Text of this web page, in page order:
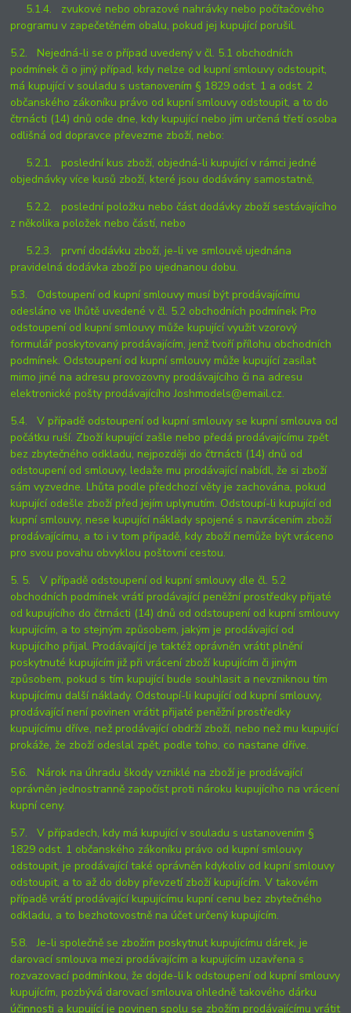
5.1.4. zvukové nebo obrazové nahrávky nebo počítačového
programu v zapečetěném obalu, pokud jej kupující porušil.
5.2. Nejedná-li se o případ uvedený v čl. 5.1 obchodních
podmínek či o jiný případ, kdy nelze od kupní smlouvy odstoupit,
má kupující v souladu s ustanovením § 1829 odst. 1 a odst. 2
občanského zákoníku právo od kupní smlouvy odstoupit, a to do
čtrnácti (14) dnů ode dne, kdy kupující nebo jím určená třetí osoba
odlišná od dopravce převezme zboží, nebo:
5.2.1. poslední kus zboží, objedná-li kupující v rámci jedné
objednávky více kusů zboží, které jsou dodávány samostatně,
5.2.2. poslední položku nebo část dodávky zboží sestávajícího
z několika položek nebo částí, nebo
5.2.3. první dodávku zboží, je-li ve smlouvě ujednána
pravidelná dodávka zboží po ujednanou dobu.
5.3. Odstoupení od kupní smlouvy musí být prodávajícímu
odesláno ve lhůtě uvedené v čl. 5.2 obchodních podmínek Pro
odstoupení od kupní smlouvy může kupující využit vzorový
formulář poskytovaný prodávajícím, jenž tvoří přílohu obchodních
podmínek. Odstoupení od kupní smlouvy může kupující zasílat
mimo jiné na adresu provozovny prodávajícího či na adresu
elektronické pošty prodávajícího Joshmodels@email.cz.
5.4. V případě odstoupení od kupní smlouvy se kupní smlouva od
počátku ruší. Zboží kupující zašle nebo předá prodávajícímu zpět
bez zbytečného odkladu, nejpozději do čtrnácti (14) dnů od
odstoupení od smlouvy, ledaže mu prodávající nabídl, že si zboží
sám vyzvedne. Lhůta podle předchozí věty je zachována, pokud
kupující odešle zboží před jejím uplynutím. Odstoupí-li kupující od
kupní smlouvy, nese kupující náklady spojené s navrácením zboží
prodávajícímu, a to i v tom případě, kdy zboží nemůže být vráceno
pro svou povahu obvyklou poštovní cestou.
5. 5. V případě odstoupení od kupní smlouvy dle čl. 5.2
obchodních podmínek vrátí prodávající peněžní prostředky přijaté
od kupujícího do čtrnácti (14) dnů od odstoupení od kupní smlouvy
kupujícím, a to stejným způsobem, jakým je prodávající od
kupujícího přijal. Prodávající je taktéž oprávněn vrátit plnění
poskytnuté kupujícím již při vrácení zboží kupujícím či jiným
způsobem, pokud s tím kupující bude souhlasit a nevzniknou tím
kupujícímu další náklady. Odstoupí-li kupující od kupní smlouvy,
prodávající není povinen vrátit přijaté peněžní prostředky
kupujícímu dříve, než prodávající obdrží zboží, nebo než mu kupující
prokáže, že zboží odeslal zpět, podle toho, co nastane dříve.
5.6. Nárok na úhradu škody vzniklé na zboží je prodávající
oprávněn jednostranně započíst proti nároku kupujícího na vrácení
kupní ceny.
5.7. V případech, kdy má kupující v souladu s ustanovením §
1829 odst. 1 občanského zákoníku právo od kupní smlouvy
odstoupit, je prodávající také oprávněn kdykoliv od kupní smlouvy
odstoupit, a to až do doby převzetí zboží kupujícím. V takovém
případě vrátí prodávající kupujícímu kupní cenu bez zbytečného
odkladu, a to bezhotovostně na účet určený kupujícím.
5.8. Je-li společně se zbožím poskytnut kupujícímu dárek, je
darovací smlouva mezi prodávajícím a kupujícím uzavřena s
rozvazovací podmínkou, že dojde-li k odstoupení od kupní smlouvy
kupujícím, pozbývá darovací smlouva ohledně takového dárku
účinnosti a kupující je povinen spolu se zbožím prodávajícímu vrátit